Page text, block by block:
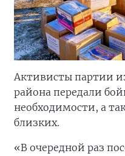
Активисты партии
района передали
необходимости, а
близких.
«В очередной раз